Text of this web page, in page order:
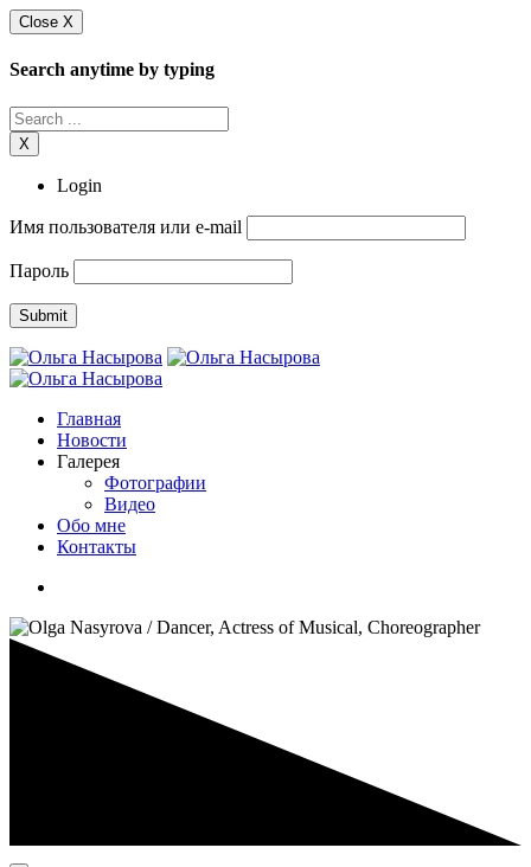
Close X
Search anytime by typing
X
Login
Имя пользователя или e-mail
Пароль
Главная
Новости
Галерея
Фотографии
Видео
Обо мне
Контакты